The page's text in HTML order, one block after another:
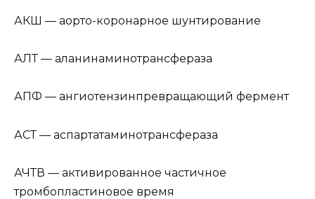
АКШ — аорто-коронарное шунтирование
АЛТ — аланинаминотрансфераза
АПФ — ангиотензинпревращающий фермент
АСТ — аспартатаминотрансфераза
АЧТВ — активированное частичное
тромбопластиновое время